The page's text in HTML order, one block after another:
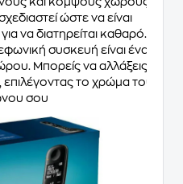
ώστε να είναι
να διατηρείται καθαρό.
συσκευή είναι ένα
Μπορείς να αλλάξεις
το χρώμα του
σου